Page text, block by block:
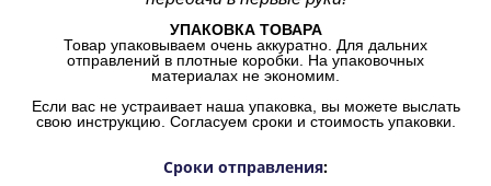
УПАКОВКА ТОВАРА
Товар упаковываем очень аккуратно. Для дальних
отправлений в плотные коробки. На упаковочных
материалах не экономим.
Если вас не устраивает наша упаковка, вы можете выслать
свою инструкцию. Согласуем сроки и стоимость упаковки.
Сроки отправления: